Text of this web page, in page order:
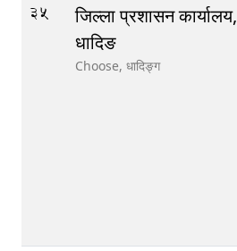
35
जिल्ला प्रशासन कार्यालय,
धादिङ
Choose, धादिङ्ग